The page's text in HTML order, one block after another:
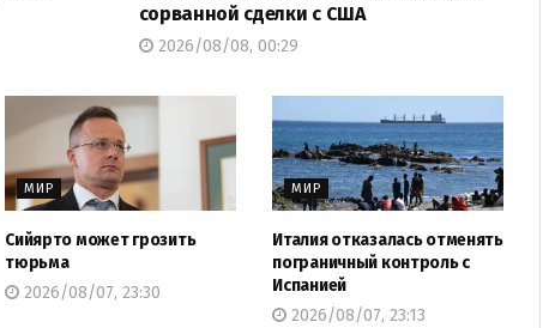
сорванной сделки с США
2026/08/08, 00:29
МИР
Сийярто может грозить
тюрьма
2026/08/07, 23:30
МИР
Италия отказалась отменять
пограничный контроль с
Испанией
2026/08/07, 23:13